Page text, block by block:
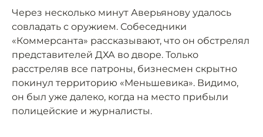
Через несколько минут Аверьянову удалось
совладать с оружием. Собеседники
«Коммерсанта» рассказывают, что он обстрелял
представителей ДХА во дворе. Только
расстреляв все патроны, бизнесмен скрытно
покинул территорию «Меньшевика». Видимо,
он был уже далеко, когда на место прибыли
полицейские и журналисты.